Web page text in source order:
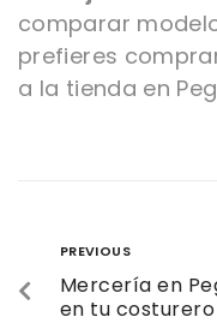
comparar
prefieres
a la tienda en
PREVIOUS
Mercería en
en tu costurero